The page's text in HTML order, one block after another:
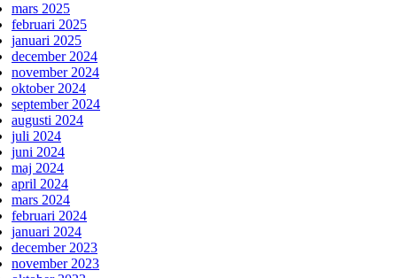
mars 2025
februari 2025
januari 2025
december 2024
november 2024
oktober 2024
september 2024
augusti 2024
juli 2024
juni 2024
maj 2024
april 2024
mars 2024
februari 2024
januari 2024
december 2023
november 2023